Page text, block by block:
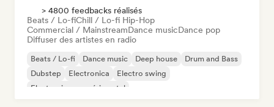
> 4800 feedbacks réalisés
Beats / Lo-fiChill / Lo-fi Hip-Hop
Commercial / MainstreamDance musicDance pop
Diffuser des artistes en radio
Beats / Lo-fi Dance music Deep house
Drum and Bass
Dubstep
Electronica
Electro swing
Electronique expérimental